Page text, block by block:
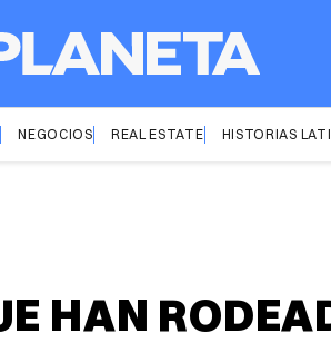
NEGOCIOS REAL ESTATE HISTORIAS
HAN